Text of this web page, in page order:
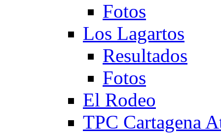
Fotos
Los Lagartos
Resultados
Fotos
El Rodeo
TPC Cartagena